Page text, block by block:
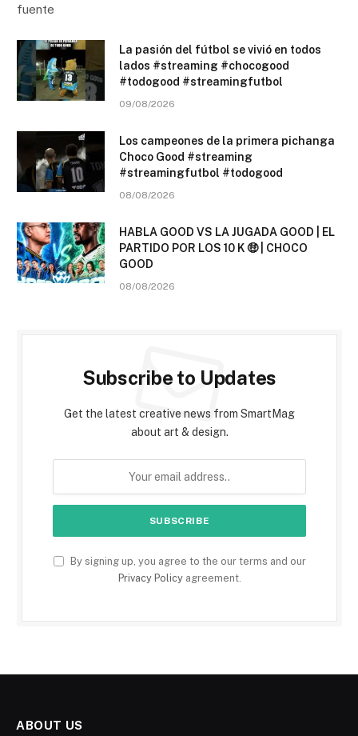
fuente
La pasión del fútbol se vivió en todos
lados #streaming #chocogood
#todogood #streamingfutbol
09/08/2026
Los campeones de la primera pichanga
Choco Good #streaming
#streamingfutbol #todogood
08/08/2026
HABLA GOOD VS LA JUGADA GOOD | EL
PARTIDO POR LOS 10 K 🤑 | CHOCO
GOOD
08/08/2026
Subscribe to Updates
Get the latest creative news from SmartMag
about art & design.
By signing up, you agree to the our terms and our
Privacy Policyagreement.
ABOUT US